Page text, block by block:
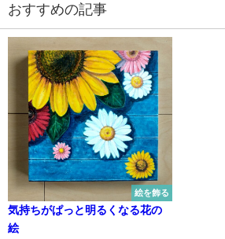
おすすめの記事
絵を飾る
気持ちがぱっと明るくなる花の
絵